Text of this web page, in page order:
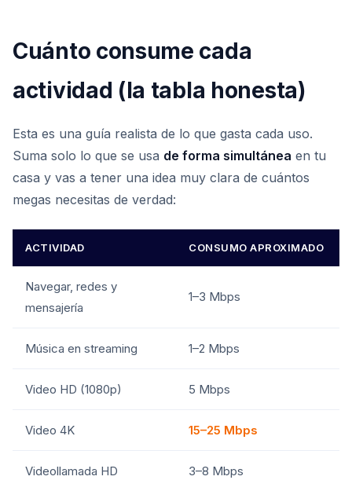
Cuánto consume cada
actividad (la tabla honesta)
Esta es una guía realista de lo que gasta cada uso.
Suma solo lo que se usa de forma simultánea en tu
casa y vas a tener una idea muy clara de cuántos
megas necesitas de verdad:
ACTIVIDAD CONSUMO APROXIMADO
Navegar, redes y
mensajería
1–3 Mbps
Música en streaming 1–2 Mbps
Video HD (1080p) 5 Mbps
Video 4K 15–25 Mbps
Videollamada HD 3–8 Mbps